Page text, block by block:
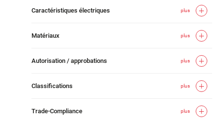
Caractéristiques électriques plus
Matériaux plus
Autorisation / approbations plus
Classifications plus
Trade-Compliance plus